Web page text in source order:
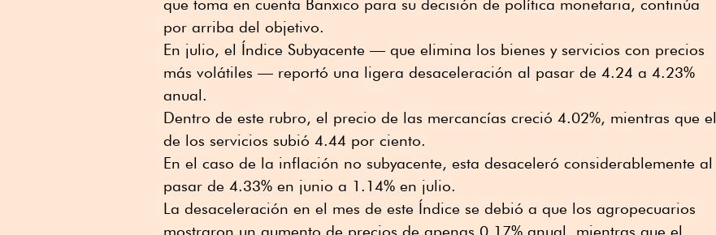
que toma en cuenta Banxico para su decisión de política monetaria, continúa
por arriba del objetivo.
En julio, el Índice Subyacente — que elimina los bienes y servicios con precios
más volátiles — reportó una ligera desaceleración al pasar de 4.24 a 4.23%
anual.
Dentro de este rubro, el precio de las mercancías creció 4.02%, mientras que el
de los servicios subió 4.44 por ciento.
En el caso de la inflación no subyacente, esta desaceleró considerablemente al
pasar de 4.33% en junio a 1.14% en julio.
La desaceleración en el mes de este Índice se debió a que los agropecuarios
mostraron un aumento de precios de apenas 0.17% anual, mientras que el